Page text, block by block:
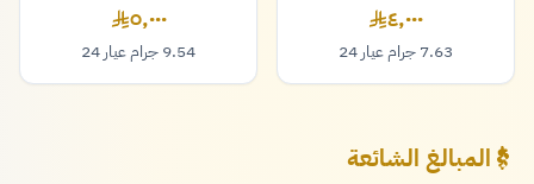
٤,٠٠٠ ريال
٤,٠٠٠
7.63 جرام عيار 24
٥,٠٠٠ ريال
٥,٠٠٠
9.54 جرام عيار 24
المبالغ الشائعة